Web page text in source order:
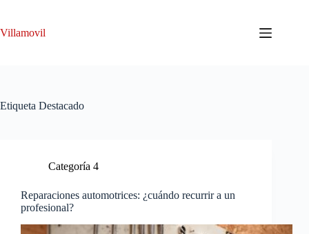
contenido
Villamovil
Etiqueta Destacado
Categoría 4
Reparaciones automotrices: ¿cuándo recurrir a un
profesional?